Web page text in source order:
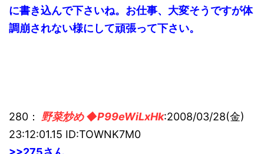
に書き込んで下さいね。お仕事、大変そうですが体
調崩されない様にして頑張って下さい。
280： 野菜炒め ◆P99eWiLxHk:2008/03/28(金)
23:12:01.15 ID:TOWNK7M0